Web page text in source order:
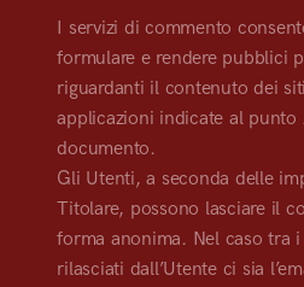
I servizi di commento
formulare e rendere pubblici
riguardanti il contenuto dei
applicazioni indicate al punto
documento.
Gli Utenti, a seconda delle
Titolare, possono lasciare il
forma anonima. Nel caso tra
rilasciati dall’Utente ci sia